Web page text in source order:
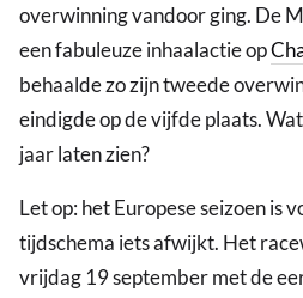
overwinning vandoor ging. De
een fabuleuze inhaalactie op
behaalde zo zijn tweede
eindigde op de vijfde plaats.
jaar laten zien?
Let op: het Europese seizoen is
tijdschema iets afwijkt. Het
vrijdag 19 september met de